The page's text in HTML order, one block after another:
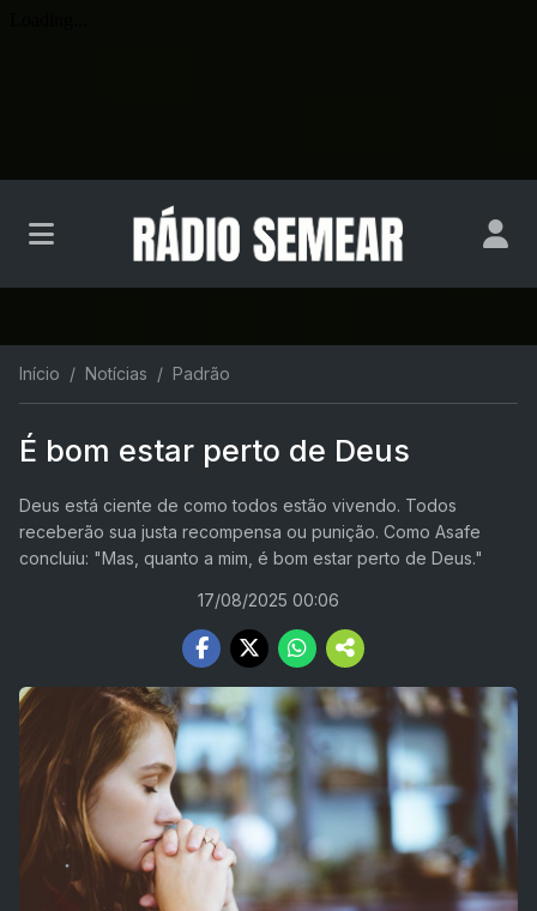
Início Notícias Padrão
É bom estar perto de Deus
Deus está ciente de como todos estão vivendo. Todos
receberão sua justa recompensa ou punição. Como Asafe
concluiu: "Mas, quanto a mim, é bom estar perto de Deus."
17/08/2025 00:06